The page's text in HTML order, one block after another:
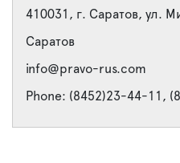
410031, г. Саратов, ул.
Саратов
info@pravo-rus.com
Phone: (8452)23-44-11,